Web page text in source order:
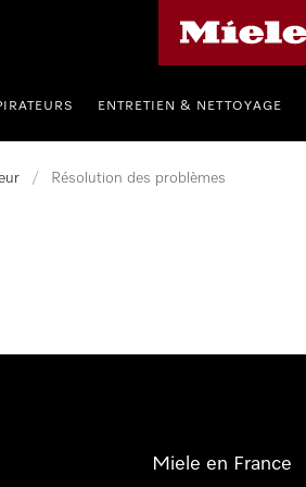
ENTRETIEN & NETTOYAGE
/ Résolution des problèmes
Miele en France